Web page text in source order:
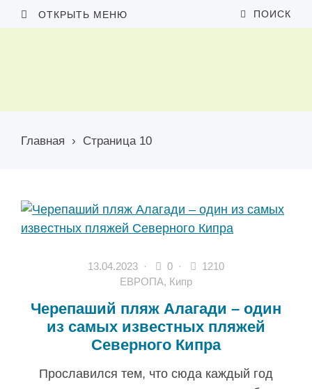
ОТКРЫТЬ МЕНЮ ПОИСК
Главная › Страница 10
13.04.2023 · 0 ·
1210
ЕВРОПА, Кипр
Черепаший пляж Алагади – один
из самых известных пляжей
Северного Кипра
Прославился тем, что сюда каждый год